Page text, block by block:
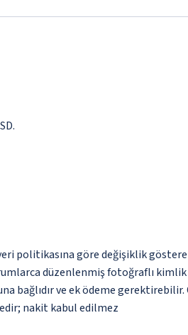
politikasına göre değişiklik
düzenlenmiş fotoğraflı
bağlıdır ve ek ödeme
nakit kabul edilmez